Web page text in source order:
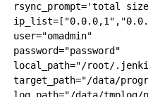
rsync_prompt='total
user="omadmin"
password="password"
local_path="/root/
target_path="/data/